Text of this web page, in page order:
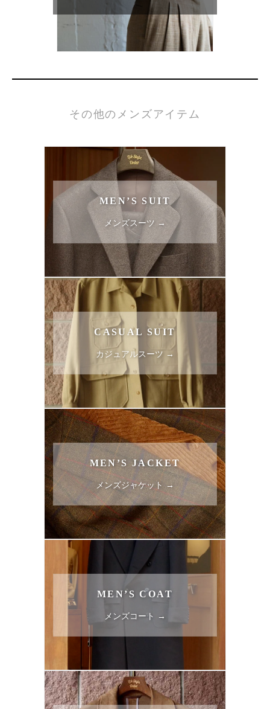
その他のメンズアイテム
MEN’S SUIT
メンズスーツ →
CASUAL SUIT
カジュアルスーツ →
MEN’S JACKET
メンズジャケット →
MEN’S COAT
メンズコート →